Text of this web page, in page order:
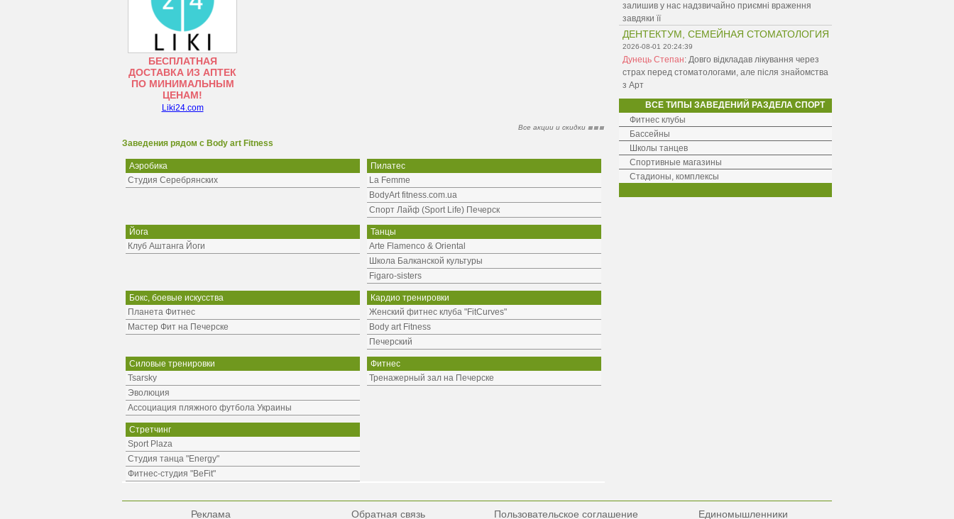
БЕСПЛАТНАЯ
ДОСТАВКА ИЗ АПТЕК
ПО МИНИМАЛЬНЫМ
ЦЕНАМ!
Liki24.com
Все акции и скидки
Заведения рядом с Body art Fitness
Аэробика
Студия Серебрянских
Пилатес
La Femme
BodyArt fitness.com.ua
Спорт Лайф (Sport Life) Печерск
Йога
Клуб Аштанга Йоги
Танцы
Arte Flamenco & Oriental
Школа Балканской культуры
Figaro-sisters
Бокс, боевые искусства
Планета Фитнес
Мастер Фит на Печерске
Кардио тренировки
Женский фитнес клуба "FitCurves"
Body art Fitness
Печерский
Силовые тренировки
Tsarsky
Эволюция
Ассоциация пляжного футбола Украины
Фитнес
Тренажерный зал на Печерске
Стретчинг
Sport Plaza
Студия танца "Energy"
Фитнес-студия "BeFit"
залишив у нас надзвичайно приємні враження
завдяки її
ДЕНТЕКТУМ, СЕМЕЙНАЯ СТОМАТОЛОГИЯ
2026-08-01 20:24:39
Дунець Степан: Довго відкладав лікування через
страх перед стоматологами, але після знайомства
з Арт
ВСЕ ТИПЫ ЗАВЕДЕНИЙ РАЗДЕЛА СПОРТ
Фитнес клубы
Бассейны
Школы танцев
Cпортивные магазины
Стадионы, комплексы
Реклама Обратная связь Пользовательское соглашение Единомышленники